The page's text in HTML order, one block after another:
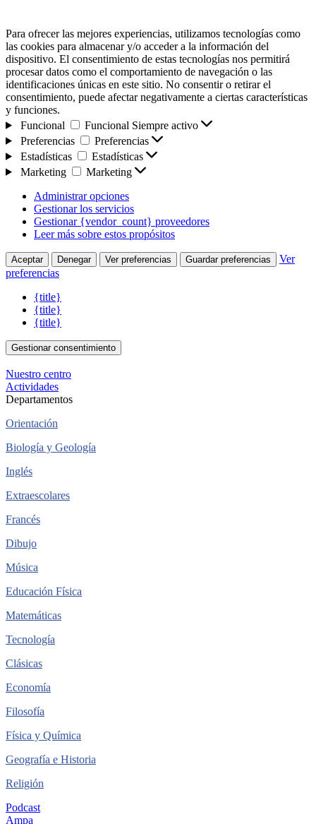
Para ofrecer las mejores experiencias, utilizamos tecnologías como
las cookies para almacenar y/o acceder a la información del
dispositivo. El consentimiento de estas tecnologías nos permitirá
procesar datos como el comportamiento de navegación o las
identificaciones únicas en este sitio. No consentir o retirar el
consentimiento, puede afectar negativamente a ciertas características
y funciones.
Funcional
Funcional Siempre activo
Preferencias
Preferencias
Estadísticas
Estadísticas
Marketing
Marketing
Administrar opciones
Gestionar los servicios
Gestionar {vendor_count} proveedores
Leer más sobre estos propósitos
Aceptar Denegar Ver preferencias Guardar preferencias
Ver
preferencias
{title}
{title}
{title}
Gestionar consentimiento
Nuestro centro
Actividades
Departamentos
Orientación
Biología y Geología
Inglés
Extraescolares
Francés
Dibujo
Música
Educación Física
Matemáticas
Tecnología
Clásicas
Economía
Filosofía
Física y Química
Geografía e Historia
Religión
Podcast
Ampa